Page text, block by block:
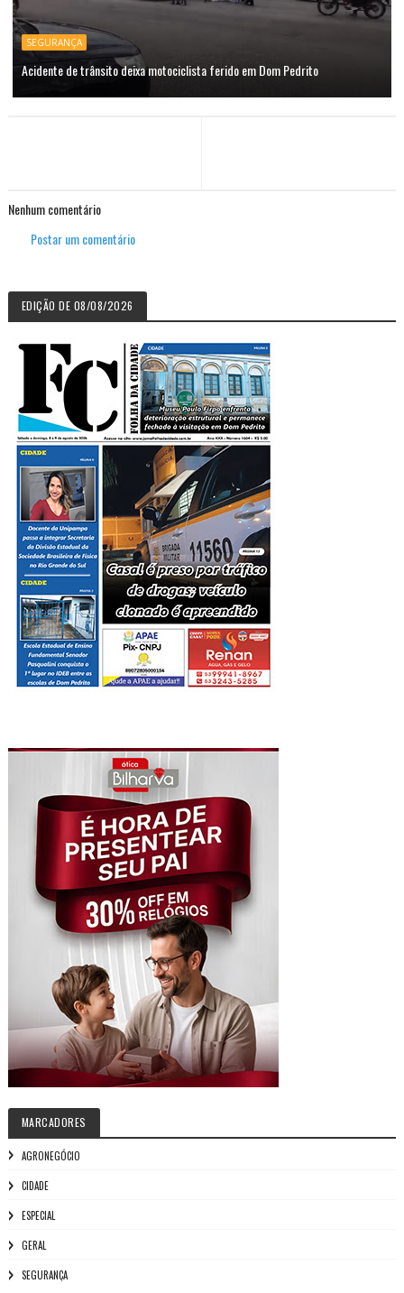
SEGURANÇA
Acidente de trânsito deixa motociclista ferido em Dom Pedrito
Nenhum comentário
Postar um comentário
EDIÇÃO DE 08/08/2026
MARCADORES
AGRONEGÓCIO
CIDADE
ESPECIAL
GERAL
SEGURANÇA